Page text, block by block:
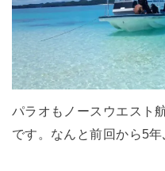
パラオもノースウエスト
です。なんと前回から5年